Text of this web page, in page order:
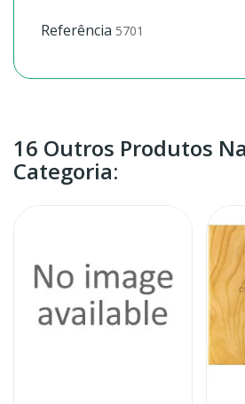
Referência 5701
16 Outros Produtos
Categoria: